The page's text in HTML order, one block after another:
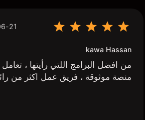
21
kawa Hassan
من افضل البرامج اللتي رأيتها ، تعامل
منصة موثوقة ، فريق عمل اكثر من